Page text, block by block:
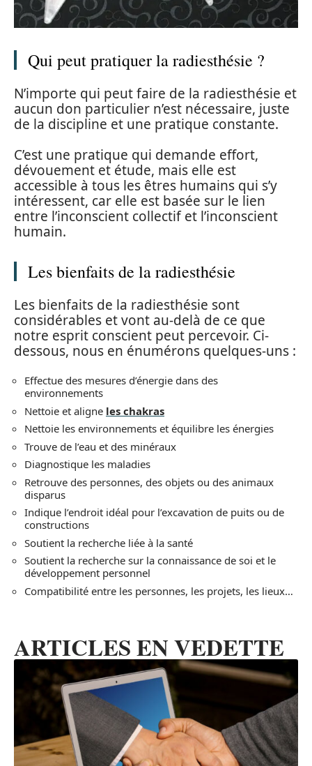
Qui peut pratiquer la radiesthésie ?
N’importe qui peut faire de la radiesthésie et
aucun don particulier n’est nécessaire, juste
de la discipline et une pratique constante.
C’est une pratique qui demande effort,
dévouement et étude, mais elle est
accessible à tous les êtres humains qui s’y
intéressent, car elle est basée sur le lien
entre l’inconscient collectif et l’inconscient
humain.
Les bienfaits de la radiesthésie
Les bienfaits de la radiesthésie sont
considérables et vont au-delà de ce que
notre esprit conscient peut percevoir. Ci-
dessous, nous en énumérons quelques-uns :
Effectue des mesures d’énergie dans des
environnements
Nettoie et aligne les chakras
Nettoie les environnements et équilibre les énergies
Trouve de l’eau et des minéraux
Diagnostique les maladies
Retrouve des personnes, des objets ou des animaux
disparus
Indique l’endroit idéal pour l’excavation de puits ou de
constructions
Soutient la recherche liée à la santé
Soutient la recherche sur la connaissance de soi et le
développement personnel
Compatibilité entre les personnes, les projets, les lieux…
ARTICLES EN VEDETTE